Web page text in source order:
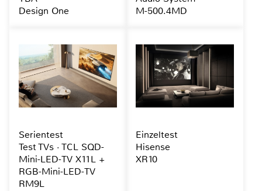
Design One
M-500.4MD
Serientest
Test TVs · TCL SQD-
Mini-LED-TV X11L +
RGB-Mini-LED-TV
RM9L
Einzeltest
Hisense
XR10